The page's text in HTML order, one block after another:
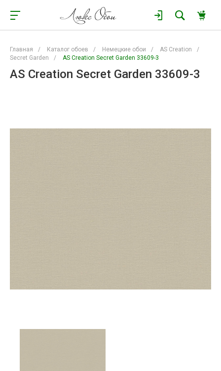
Главная / Каталог обоев / Немецкие обои / AS Creation
/
Secret Garden
/ AS Creation Secret Garden 33609-3
AS Creation Secret Garden 33609-3